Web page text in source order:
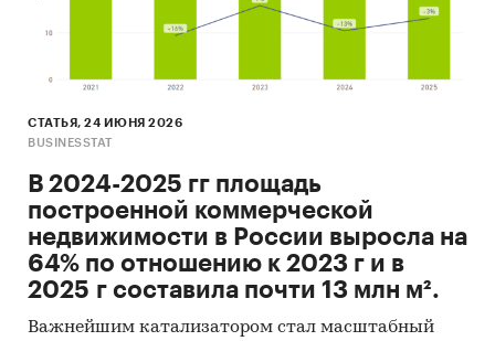
СТАТЬЯ, 24 ИЮНЯ 2026
BUSINESSTAT
В 2024-2025 гг площадь
построенной коммерческой
недвижимости в России выросла на
64% по отношению к 2023 г и в
2025 г составила почти 13 млн м².
Важнейшим катализатором стал масштабный